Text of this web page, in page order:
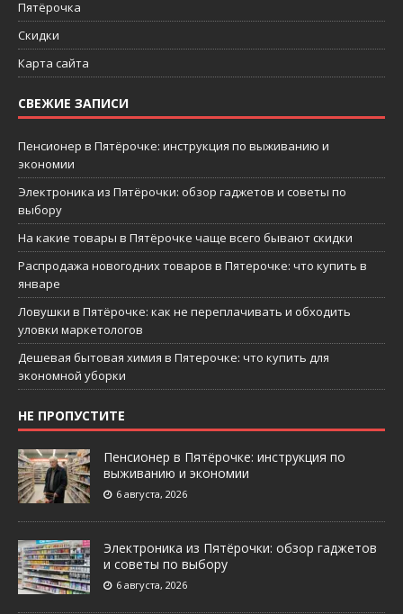
Пятёрочка
Скидки
Карта сайта
СВЕЖИЕ ЗАПИСИ
Пенсионер в Пятёрочке: инструкция по выживанию и
экономии
Электроника из Пятёрочки: обзор гаджетов и советы по
выбору
На какие товары в Пятёрочке чаще всего бывают скидки
Распродажа новогодних товаров в Пятерочке: что купить в
январе
Ловушки в Пятёрочке: как не переплачивать и обходить
уловки маркетологов
Дешевая бытовая химия в Пятерочке: что купить для
экономной уборки
НЕ ПРОПУСТИТЕ
Пенсионер в Пятёрочке: инструкция по
выживанию и экономии
6 августа, 2026
Электроника из Пятёрочки: обзор гаджетов
и советы по выбору
6 августа, 2026